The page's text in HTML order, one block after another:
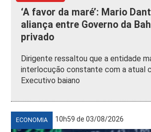
‘A favor da maré’: Mario
aliança entre Governo da
privado
Dirigente ressaltou que a entidade
interlocução constante com a atual
Executivo baiano
ECONOMIA 10h59 de 03/08/2026